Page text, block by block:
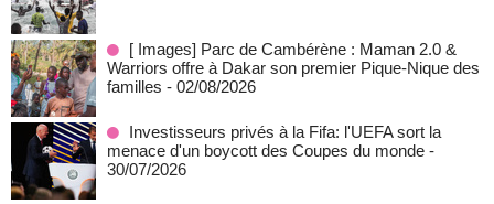
[ Images] Parc de Cambérène : Maman 2.0 &
Warriors offre à Dakar son premier Pique-Nique des
familles - 02/08/2026
Investisseurs privés à la Fifa: l'UEFA sort la
menace d'un boycott des Coupes du monde -
30/07/2026